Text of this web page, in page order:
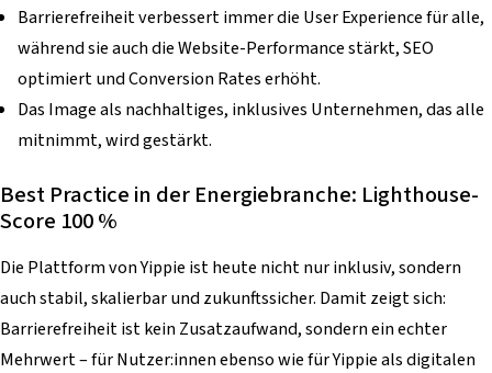
Barrierefreiheit verbessert immer die User Experience für alle,
während sie auch die Website-Performance stärkt, SEO
optimiert und Conversion Rates erhöht.
Das Image als nachhaltiges, inklusives Unternehmen, das alle
mitnimmt, wird gestärkt.
Best Practice in der Energiebranche: Lighthouse-
Score 100 %
Die Plattform von Yippie ist heute nicht nur inklusiv, sondern
auch stabil, skalierbar und zukunftssicher. Damit zeigt sich:
Barrierefreiheit ist kein Zusatzaufwand, sondern ein echter
Mehrwert – für Nutzer:innen ebenso wie für Yippie als digitalen